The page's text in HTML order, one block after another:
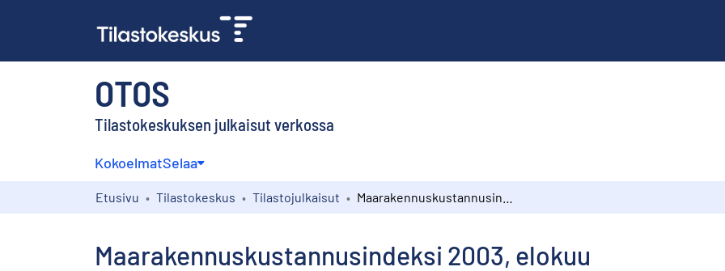
OTOS
Tilastokeskuksen julkaisut verkossa
KokoelmatSelaa
Etusivu Tilastokeskus Tilastojulkaisut
Maarakennuskustannusindeksi 2003, elokuu